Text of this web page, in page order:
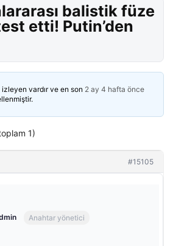
balistik füze
etti! Putin’den
vardır ve en son 2 ay 4 hafta önce
1)
#15105
Anahtar yönetici